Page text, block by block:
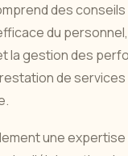
des conseils
du
la gestion des
de services
une expertise